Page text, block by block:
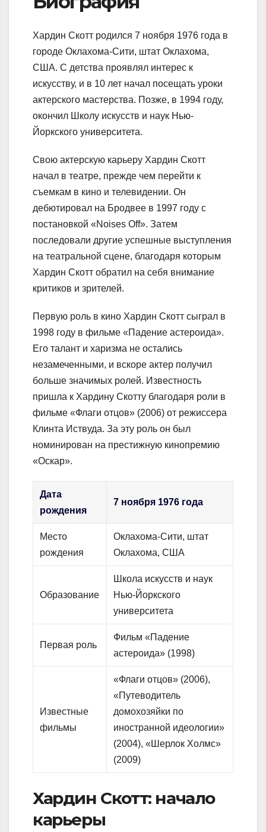
Хардин Скотт родился 7 ноября 1976 года в
городе Оклахома-Сити, штат Оклахома,
США. С детства проявлял интерес к
искусству, и в 10 лет начал посещать уроки
актерского мастерства. Позже, в 1994 году,
окончил Школу искусств и наук Нью-
Йоркского университета.
Свою актерскую карьеру Хардин Скотт
начал в театре, прежде чем перейти к
съемкам в кино и телевидении. Он
дебютировал на Бродвее в 1997 году с
постановкой «Noises Off». Затем
последовали другие успешные выступления
на театральной сцене, благодаря которым
Хардин Скотт обратил на себя внимание
критиков и зрителей.
Первую роль в кино Хардин Скотт сыграл в
1998 году в фильме «Падение астероида».
Его талант и харизма не остались
незамеченными, и вскоре актер получил
больше значимых ролей. Известность
пришла к Хардину Скотту благодаря роли в
фильме «Флаги отцов» (2006) от режиссера
Клинта Иствуда. За эту роль он был
номинирован на престижную кинопремию
«Оскар».
Дата
рождения
7 ноября 1976 года
Место
рождения
Оклахома-Сити, штат
Оклахома, США
Образование
Школа искусств и наук
Нью-Йоркского
университета
Первая роль
Фильм «Падение
астероида» (1998)
Известные
фильмы
«Флаги отцов» (2006),
«Путеводитель
домохозяйки по
иностранной идеологии»
(2004), «Шерлок Холмс»
(2009)
Хардин Скотт: начало
карьеры